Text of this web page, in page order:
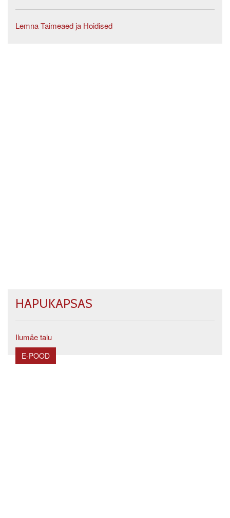
Lemna Taimeaed ja Hoidised
HAPUKAPSAS
Ilumäe talu
E-POOD